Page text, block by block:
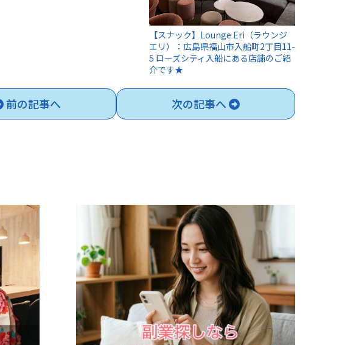
【スナック】Lounge Eri（ラウンジ
エリ）：広島県福山市入船町2丁目11-
5 ローズシティ入船にある店舗のご紹
介です★
前の記事へ 次の記事へ